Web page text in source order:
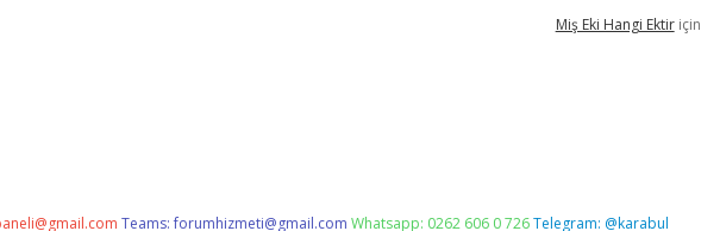
Miş Eki Hangi Ektiriçin
Teams:forumhizmeti@gmail.com Whatsapp: 0262 606 0 726Telegram: @karabul